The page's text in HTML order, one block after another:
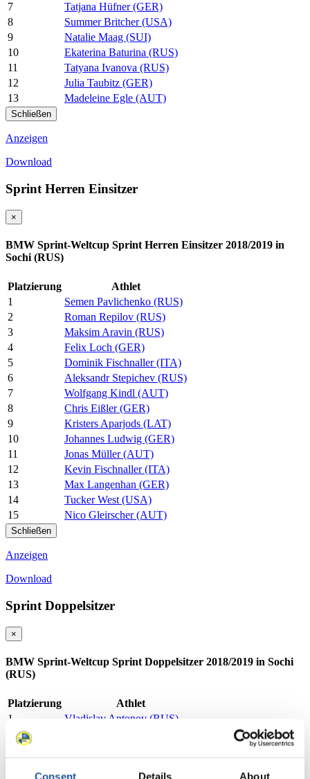
Consent Details About
7
Tatjana Hüfner (GER)
8
Summer Britcher (USA)
9
Natalie Maag (SUI)
10
Ekaterina Baturina (RUS)
11
Tatyana Ivanova (RUS)
12
Julia Taubitz (GER)
13
Madeleine Egle (AUT)
Schließen
Anzeigen
Download
Sprint Herren Einsitzer
×
BMW Sprint-Weltcup Sprint Herren Einsitzer 2018/2019 in
Sochi (RUS)
Platzierung
Athlet
1
Semen Pavlichenko (RUS)
2
Roman Repilov (RUS)
3
Maksim Aravin (RUS)
4
Felix Loch (GER)
5
Dominik Fischnaller (ITA)
6
Aleksandr Stepichev (RUS)
7
Wolfgang Kindl (AUT)
8
Chris Eißler (GER)
9
Kristers Aparjods (LAT)
10
Johannes Ludwig (GER)
11
Jonas Müller (AUT)
12
Kevin Fischnaller (ITA)
13
Max Langenhan (GER)
14
Tucker West (USA)
15
Nico Gleirscher (AUT)
Schließen
Anzeigen
Download
Sprint Doppelsitzer
×
BMW Sprint-Weltcup Sprint Doppelsitzer 2018/2019 in Sochi
(RUS)
Platzierung
Athlet
1
Vladislav Antonov (RUS)